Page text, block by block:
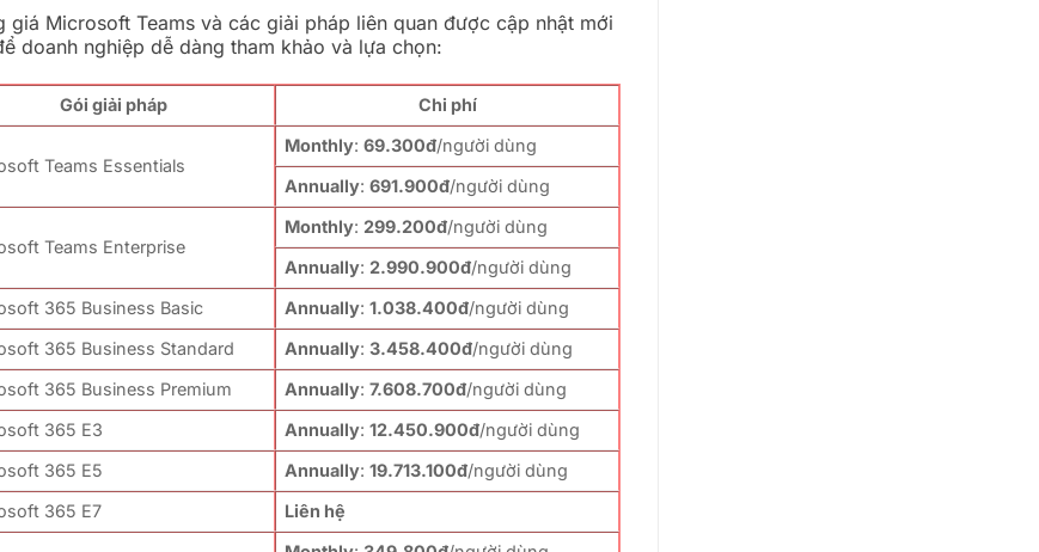
giá Microsoft Teams và các giải pháp liên quan được cập nhật mới
doanh nghiệp dễ dàng tham khảo và lựa chọn:
Gói giải pháp Chi phí
Teams Essentials
Monthly:69.300đ/người dùng
Annually:691.900đ/người dùng
Teams Enterprise
Monthly: 299.200đ/người dùng
Annually: 2.990.900đ/người dùng
365 Business Basic Annually:1.038.400đ/người dùng
365 Business Standard
Annually:3.458.400đ/người dùng
365 Business Premium
Annually:7.608.700đ/người dùng
365 E3
Annually:12.450.900đ/người dùng
365 E5
Annually:19.713.100đ/người dùng
365 E7
Liên hệ